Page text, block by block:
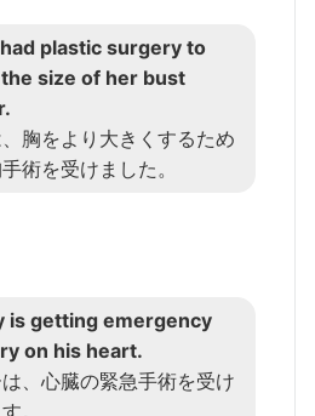
plastic surgery to
size of her bust
胸をより大きくするため
術を受けました。
is getting emergency
on his heart.
、心臓の緊急手術を受け
。